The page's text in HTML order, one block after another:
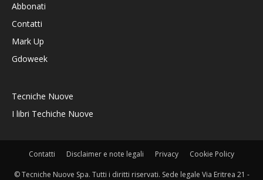
Abbonati
Contatti
Mark Up
Gdoweek
Tecniche Nuove
I libri Techiche Nuove
Contatti Disclaimer e note legali Privacy Cookie Policy
© Tecniche Nuove Spa. Tutti i diritti riservati. Sede legale Via Eritrea 21 -